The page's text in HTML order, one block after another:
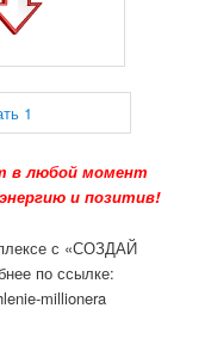
в любой момент
и позитив!
с «СОЗДАЙ
по ссылке:
millionera